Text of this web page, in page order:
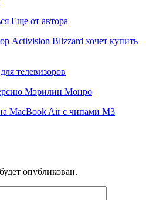
Еще от автора
Activision Blizzard хочет купить
телевизоров
Мэрилин Монро
MacBook Air с чипами M3
опубликован.